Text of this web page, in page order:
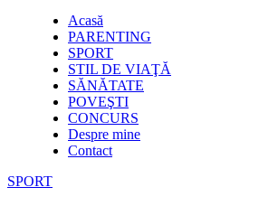
Acasă
PARENTING
SPORT
STIL DE VIAŢĂ
SĂNĂTATE
POVEŞTI
CONCURS
Despre mine
Contact
SPORT